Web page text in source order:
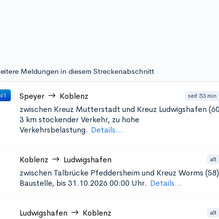
Meldungen in diesem Streckenabschnitt
Speyer Koblenz seit 53 min
zwischen Kreuz Mutterstadt und Kreuz Ludwigshafen
3 km stockender Verkehr, zu hohe
Verkehrsbelastung. Details...
Koblenz Ludwigshafen alt
zwischen Talbrücke Pfeddersheim und Kreuz Worms (58)
Baustelle, bis 31.10.2026 00:00 Uhr. Details...
Ludwigshafen Koblenz alt